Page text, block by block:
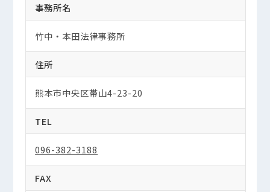
事務所名
竹中・本田法律事務所
住所
熊本市中央区帯山4-23-20
TEL
096-382-3188
FAX